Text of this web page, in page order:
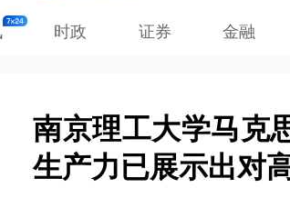
时政 证券 金融
南京理工大学马克
生产力已展示出对